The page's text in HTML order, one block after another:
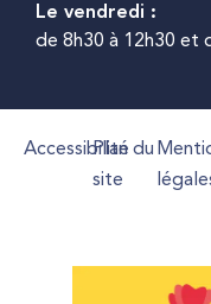
Le vendredi :
de 8h30 à 12h30 et
Accessibilité
Plan du
site